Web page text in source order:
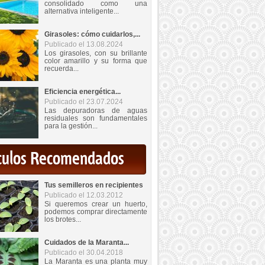
consolidado como una
alternativa inteligente...
Girasoles: cómo cuidarlos,...
Publicado el 13.08.2024
Los girasoles, con su brillante
color amarillo y su forma que
recuerda...
Eficiencia energética...
Publicado el 23.07.2024
Las depuradoras de aguas
residuales son fundamentales
para la gestión...
Recomendados
Tus semilleros en recipientes
Publicado el 12.03.2012
Si queremos crear un huerto,
podemos comprar directamente
los brotes...
Cuidados de la Maranta...
Publicado el 30.04.2018
La Maranta es una planta muy